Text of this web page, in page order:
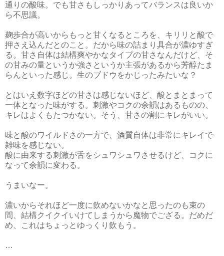
通りの酸味。でも甘さもしっかりあってバランスは良いか
ら不思議。
麹歩合が高いからもっと甘くなるところを、キリリと酸で
押さえ込んだとのこと。だから味の詰まり具合が濃ゆすぎ
る。甘さ自体は結構爽やかなタイプの甘さなんだけど、そ
の甘みの量というか強さというか主張があるから芳醇たま
らんといった感じ。生のブドウをかじったみたいな？
とはいえ数字ほどの甘さは感じないほど、酸とまとまって
一体となった味がする。刺激やコクの余韻はあるものの、
キレはよくもたつかない。そう、甘さの割にキレがいい。
味と酸のワイルドさの一方で、酒質自体は非常にキレイで
雑味を感じない。
酸に由来する刺激が舌をシュワシュワさせるけど、コクに
なって余韻に変わる。
うまいなー。
濃いからそれほど一度に飲めないかなと思ったのも束の
間、結構クイクイいけてしまうから魔物でござる。だめだ
め、これはちょっとゆっくり飲もう。
…